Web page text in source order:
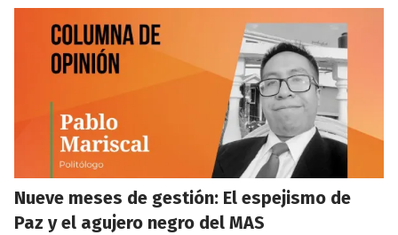
Nueve meses de gestión: El espejismo de
Paz y el agujero negro del MAS